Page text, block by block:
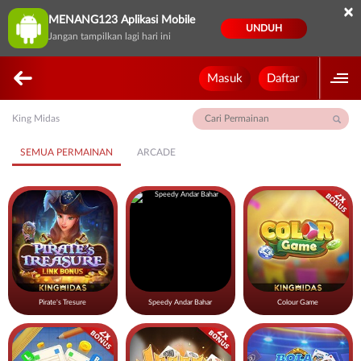
MENANG123 Aplikasi Mobile
Jangan tampilkan lagi hari ini
UNDUH
×
Masuk Daftar
King Midas
SEMUA PERMAINAN ARCADE
Pirate's Tresure Speedy Andar Bahar Colour Game